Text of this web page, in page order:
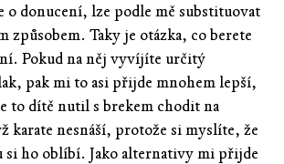
o donucení, lze podle mě substituovat
způsobem. Taky je otázka, co berete
Pokud na něj vyvíjíte určitý
pak mi to asi přijde mnohem lepší,
to dítě nutil s brekem chodit na
karate nesnáší, protože si myslíte, že
si ho oblíbí. Jako alternativy mi přijde